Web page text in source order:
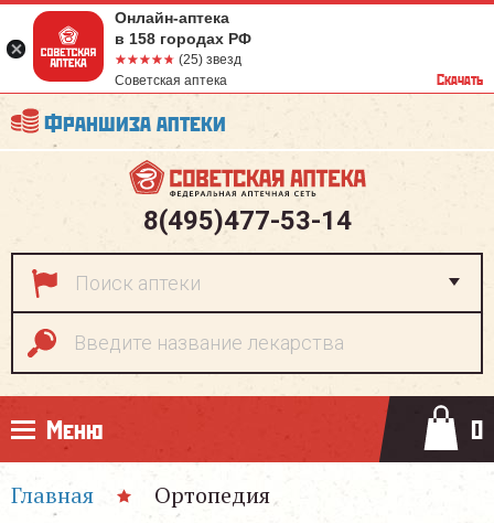
Франшиза аптеки
8(495)477-53-14
Меню 0
Главная
Ортопедия
Онлайн-аптека
в 158 городах РФ
☆☆☆☆☆
★★★★★ (25) звезд
Советская аптека
Скачать